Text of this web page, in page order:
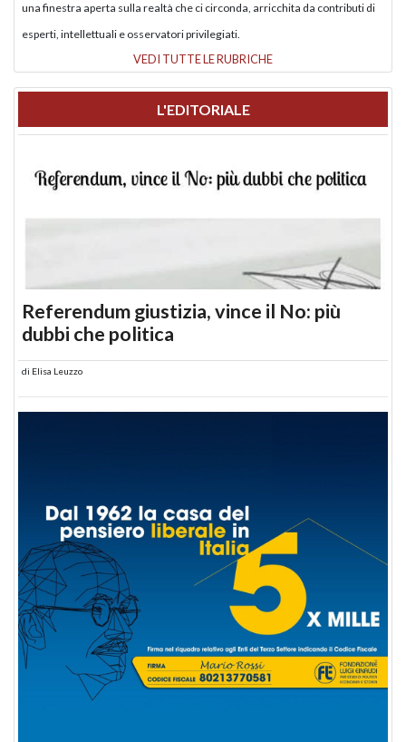
una finestra aperta sulla realtà che ci circonda, arricchita da contributi di
esperti, intellettuali e osservatori privilegiati.
VEDI TUTTE LE RUBRICHE
L'EDITORIALE
Referendum giustizia, vince il No: più
dubbi che politica
di Elisa Leuzzo